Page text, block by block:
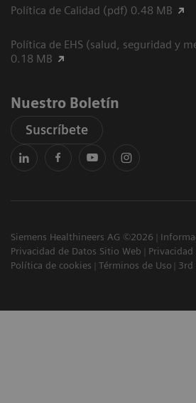
Política de Calidad (pdf) 0.48 MB
Política de EHS (salud, seguridad y
0.18 MB
Nuestro Boletín
Suscríbete
Siemens Healthineers AG ©2026
Privacidad de Datos Sitio Web
Política de cookies
Términos de Uso 3rd